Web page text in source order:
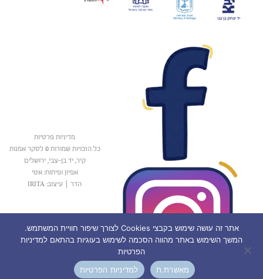
מדיניות פרטיות
כל הזכויות שמורות © לסקר אמנות
קיר, יד בן-צבי, ירושלים
אפיון ופיתוח: אטי
הדר
עיצוב: IRITA
אתר זה עושה שימוש בקבצי Cookies לצורך שיפור חוויית המשתמש.
המשך השימוש באתר מהווה הסכמה לשימוש בעוגיות בהתאם למדיניות
הפרטיות
מאשרת.ת
למדיניות הפרטיות